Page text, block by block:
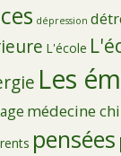
dépression
L'école
Les
médecine
pensées